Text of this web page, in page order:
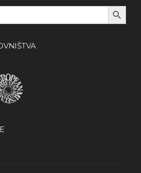
Search Button